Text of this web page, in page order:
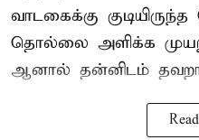
வாடகைக்கு
தொல்லை அளிக்க
ஆனால் தன்னிடம்